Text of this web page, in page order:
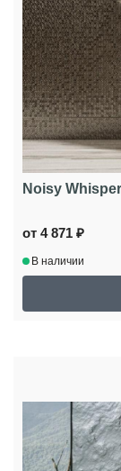
Noisy Whisper
от 4 871 ₽
В наличии